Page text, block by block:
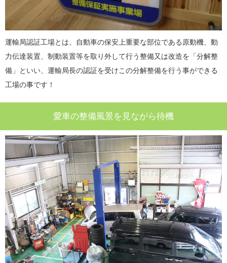
運輸局認証工場とは、自動車の保安上重要な部位である原動機、動
力伝達装置、制動装置等を取り外して行う整備又は改造を「分解整
備」といい、運輸局長の認証を受けこの分解整備を行う事ができる
工場の事です！
愛車の整備風景を見ながら待機